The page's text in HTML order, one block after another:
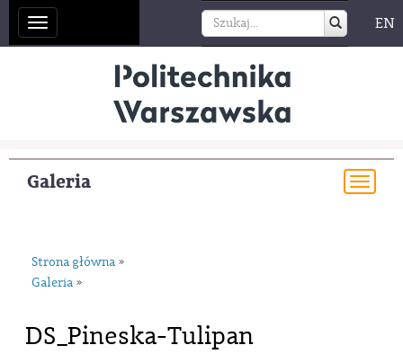
Toggle
navigation
EN
Galeria
Strona główna »
Galeria »
DS_Pineska-Tulipan